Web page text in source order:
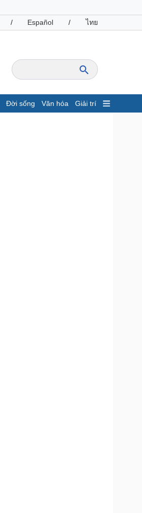
/ Español / ไทย
Đời sống Văn hóa Giải trí